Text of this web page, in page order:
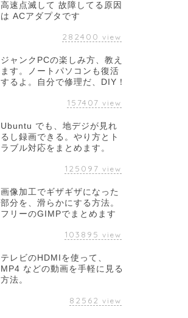
高速点滅して 故障してる原因
は ACアダプタです
282400 view
ジャンクPCの楽しみ方、教え
ます。ノートパソコンも復活
するよ。自分で修理だ、DIY！
157407 view
Ubuntu でも、地デジが見れ
るし録画できる。やり方とト
ラブル対応をまとめます。
125097 view
画像加工でギザギザになった
部分を、滑らかにする方法。
フリーのGIMPでまとめます
103895 view
テレビのHDMIを使って、
MP4 などの動画を手軽に見る
方法。
82562 view